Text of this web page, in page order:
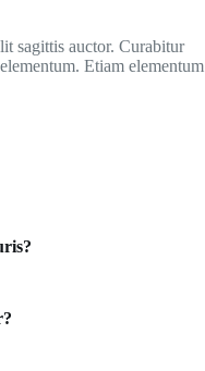
sagittis auctor. Curabitur
Etiam elementum